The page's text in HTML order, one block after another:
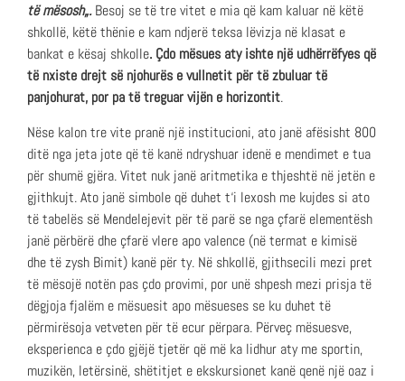
të mësosh„.Besoj se të tre vitet e mia që kam kaluar në këtë
shkollë, këtë thënie e kam ndjerë teksa lëvizja në klasat e
bankat e kësaj shkolle. Çdo mësues aty ishte një udhërrëfyes që
të nxiste drejt së njohurës e vullnetit për të zbuluar të
panjohurat, por pa të treguar vijën e horizontit.
Nëse kalon tre vite pranë një institucioni, ato janë afësisht 800
ditë nga jeta jote që të kanë ndryshuar idenë e mendimet e tua
për shumë gjëra. Vitet nuk janë aritmetika e thjeshtë në jetën e
gjithkujt. Ato janë simbole që duhet t‘i lexosh me kujdes si ato
të tabelës së Mendelejevit për të parë se nga çfarë elementësh
janë përbërë dhe çfarë vlere apo valence (në termat e kimisë
dhe të zysh Bimit) kanë për ty. Në shkollë, gjithsecili mezi pret
të mësojë notën pas çdo provimi, por unë shpesh mezi prisja të
dëgjoja fjalëm e mësuesit apo mësueses se ku duhet të
përmirësoja vetveten për të ecur përpara. Përveç mësuesve,
eksperienca e çdo gjëjë tjetër që më ka lidhur aty me sportin,
muzikën, letërsinë, shëtitjet e ekskursionet kanë qenë një oaz i